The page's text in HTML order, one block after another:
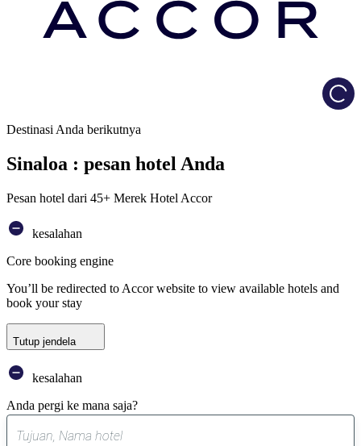
Destinasi Anda berikutnya
Sinaloa : pesan hotel Anda
Pesan hotel dari 45+ Merek Hotel Accor
kesalahan
Core booking engine
You’ll be redirected to Accor website to view available hotels and
book your stay
Tutup jendela
kesalahan
Anda pergi ke mana saja?